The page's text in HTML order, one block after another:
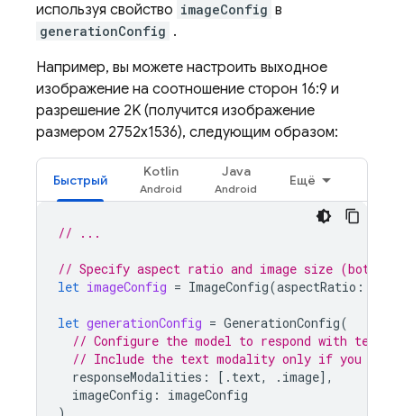
используя свойство imageConfig в
generationConfig .
Например, вы можете настроить выходное
изображение на соотношение сторон 16:9 и
разрешение 2K (получится изображение
размером 2752x1536), следующим образом:
Быстрый
Kotlin Java
Ещё
// ...
// Specify aspect ratio and image size (both
let imageConfig = ImageConfig(aspectRatio :
let generationConfig = GenerationConfig(
// Configure the model to respond with text
// Include the text modality only if you want
responseModalities : [. text, . image],
imageConfig :
imageConfig